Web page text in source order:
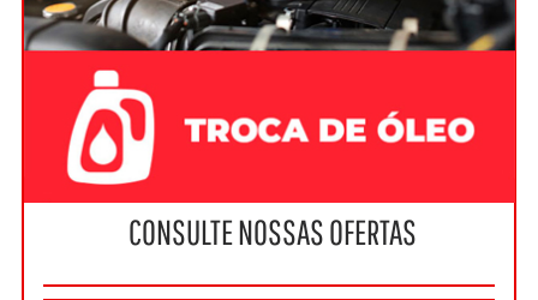
CONSULTE NOSSAS OFERTAS